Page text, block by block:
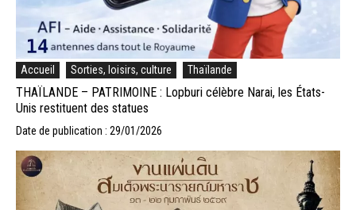
Accueil Sorties, loisirs, culture Thaïlande
THAÏLANDE – PATRIMOINE : Lopburi célèbre Narai, les États-
Unis restituent des statues
Date de publication : 29/01/2026